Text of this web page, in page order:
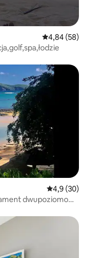
Średnia
4,84 (58)
Średnia
4,9 (30)
dwupoziomowy